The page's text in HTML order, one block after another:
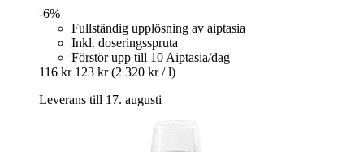
-6%
Fullständig upplösning av aiptasia
Inkl. doseringsspruta
Förstör upp till 10 Aiptasia/dag
116 kr 123 kr (2 320 kr / l)
Leverans till 17. augusti